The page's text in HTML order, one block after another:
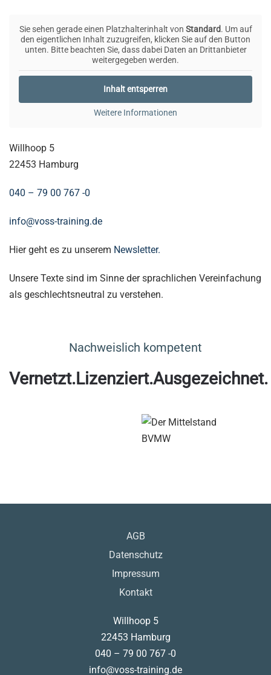
Sie sehen gerade einen Platzhalterinhalt von Standard. Um auf
den eigentlichen Inhalt zuzugreifen, klicken Sie auf den Button
unten. Bitte beachten Sie, dass dabei Daten an Drittanbieter
weitergegeben werden.
Inhalt entsperren
Weitere Informationen
Willhoop 5
22453 Hamburg
040 – 79 00 767 -0
info@voss-training.de
Hier geht es zu unserem Newsletter.
Unsere Texte sind im Sinne der sprachlichen Vereinfachung
als geschlechtsneutral zu verstehen.
Nachweislich kompetent
Vernetzt.Lizenziert.Ausgezeichnet.
AGB
Datenschutz
Impressum
Kontakt
Willhoop 5
22453 Hamburg
040 – 79 00 767 -0
info@voss-training.de